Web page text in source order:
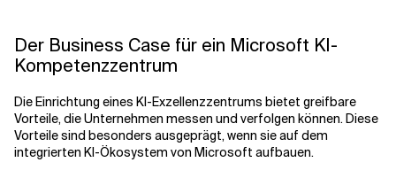
Der Business Case für ein Microsoft KI-
Kompetenzzentrum
Die Einrichtung eines KI-Exzellenzzentrums bietet greifbare
Vorteile, die Unternehmen messen und verfolgen können. Diese
Vorteile sind besonders ausgeprägt, wenn sie auf dem
integrierten KI-Ökosystem von Microsoft aufbauen.